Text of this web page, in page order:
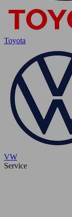
Toyota
VW
Service